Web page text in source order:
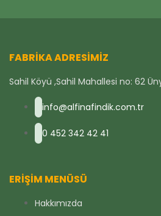
FABRIKA ADRESIMIZ
Sahil Köyü ,Sahil Mahallesi no: 62
info@alfinafindik.com.tr
0 452 342 42 41
ERIŞIM MENÜSÜ
Hakkımızda